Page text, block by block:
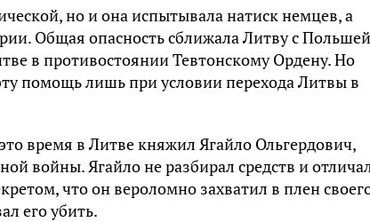
но и она испытывала натиск немцев, а
Общая опасность сближала Литву с
в противостоянии Тевтонскому Ордену. Но
помощь лишь при условии перехода Литвы в
время в Литве княжил Ягайло Ольгердович,
войны. Ягайло не разбирал средств и
что он вероломно захватил в плен
его убить.